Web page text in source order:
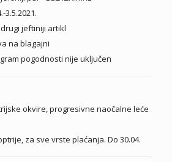
3.5.2021.
jeftiniji artikl
na blagajni
pogodnosti nije uključen
okvire, progresivne naočalne leće
za sve vrste plaćanja. Do 30.04.